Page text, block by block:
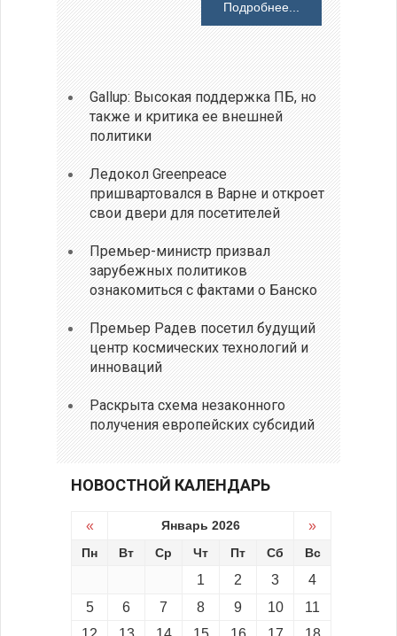
Подробнее...
Gallup: Высокая поддержка ПБ, но
также и критика ее внешней
политики
Ледокол Greenpeace
пришвартовался в Варне и откроет
свои двери для посетителей
Премьер-министр призвал
зарубежных политиков
ознакомиться с фактами о Банско
Премьер Радев посетил будущий
центр космических технологий и
инноваций
Раскрыта схема незаконного
получения европейских субсидий
НОВОСТНОЙ КАЛЕНДАРЬ
« Январь 2026 »
Пн Вт Ср Чт Пт Сб Вс
1 2 3
4
5
6 7 8 9 10
11